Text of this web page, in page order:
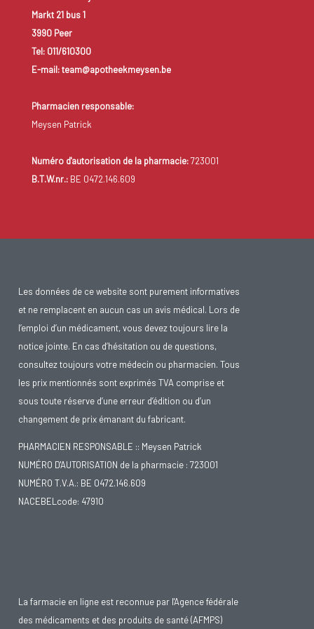
Markt 21 bus 1
3990 Peer
Tel: 011/610300
E-mail: team@apotheekmeysen.be
Pharmacien responsable:
Meysen Patrick
Numéro d'autorisation de la pharmacie:723001
B.T.W.nr.:BE 0472.146.609
Les données de ce website sont purement informatives
et ne remplacent en aucun cas un avis médical. Lors de
l’emploi d’un médicament, vous devez toujours lire la
notice jointe. En cas d’hésitation ou de questions,
consultez toujours votre médecin ou pharmacien. Tous
les prix mentionnés sont exprimés TVA comprise et
sous toute réserve d’une erreur d’édition ou d’un
changement de prix émanant du fabricant.
PHARMACIEN RESPONSABLE :: Meysen Patrick
NUMÉRO D'AUTORISATION de la pharmacie : 723001
NUMÉRO T.V.A.: BE 0472.146.609
NACEBELcode: 47910
La farmacie en ligne est reconnue par l'Agence fédérale
des médicaments et des produits de santé (AFMPS)